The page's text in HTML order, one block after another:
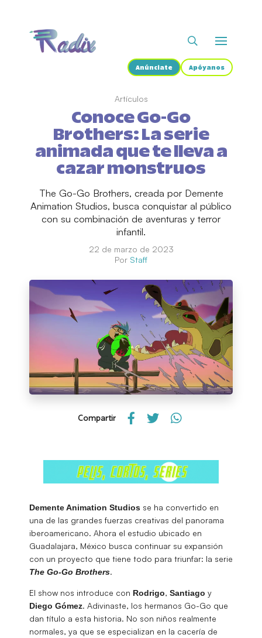
Anúnciate Apóyanos
Artículos
Conoce Go-Go
Brothers: La serie
animada que te lleva a
cazar monstruos
The Go-Go Brothers, creada por Demente
Animation Studios, busca conquistar al público
con su combinación de aventuras y terror
infantil.
22 de marzo de 2023
Por Staff
Compartir
Demente Animation Studios se ha convertido en
una de las grandes fuerzas creativas del panorama
iberoamericano. Ahora el estudio ubicado en
Guadalajara, México busca continuar su expansión
con un proyecto que tiene todo para triunfar: la serie
The Go-Go Brothers.
El show nos introduce con Rodrigo, Santiago y
Diego Gómez. Adivinaste, los hermanos Go-Go que
dan título a esta historia. No son niños realmente
normales, ya que se especializan en la cacería de